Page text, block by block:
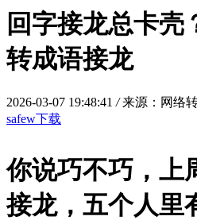
回字接龙总卡壳
转成语接龙
2026-03-07 19:48:41 / 来源：网络
safew下载
你说巧不巧，上
接龙，五个人里